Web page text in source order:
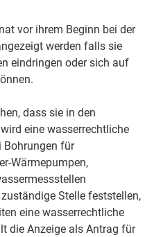
vor ihrem Beginn bei der
werden falls sie
eindringen oder sich auf
dass sie in den
eine wasserrechtliche
Bohrungen für
Wärmepumpen,
Stelle feststellen,
eine wasserrechtliche
die Anzeige als Antrag für